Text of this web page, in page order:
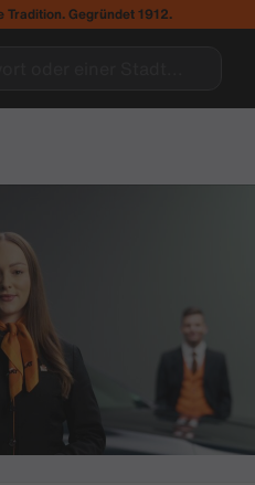
Tradition. Gegründet 1912.